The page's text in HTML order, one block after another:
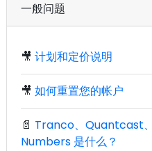
一般问题
🎥 计划和定价说明
🎥 如何重置您的帐户
📄 Tranco、Quantcast
Numbers 是什么？